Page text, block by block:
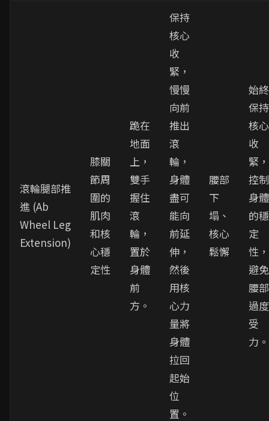
滾輪腿部推
進 (Ab
Wheel Leg
Extension)
膝關
節周
圍的
肌肉
和核
心穩
定性
跪在
地面
上，
雙手
握住
滾
輪，
置於
身體
前
方。
保持
核心
收
緊，
慢慢
向前
推出
滾
輪，
身體
盡可
能向
前延
伸，
然後
用核
心力
量將
身體
拉回
起始
位
置。
腰部
下
塌、
核心
鬆懈
始終
保持
核心
收
緊，
控制
身體
的穩
定
性，
避免
腰部
過度
受
力。